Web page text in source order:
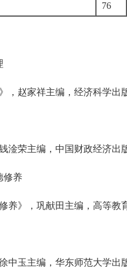
76
赵家祥主编，经济科学出
荣主编，中国财政经济出
修养
》，巩献田主编，高等教
玉主编，华东师范大学出